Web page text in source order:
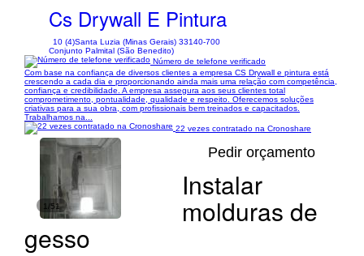
Cs Drywall E Pintura
10 (4)Santa Luzia (Minas Gerais) 33140-700
Conjunto Palmital (São Benedito)
Número de telefone verificado
Com base na confiança de diversos clientes a empresa CS Drywall e pintura está
crescendo a cada dia e proporcionando ainda mais uma relação com competência,
confiança e credibilidade. A empresa assegura aos seus clientes total
comprometimento, pontualidade, qualidade e respeito. Oferecemos soluções
criativas para a sua obra, com profissionais bem treinados e capacitados.
Trabalhamos na...
22 vezes contratado na Cronoshare
1/51
Pedir orçamento
Instalar
molduras de
gesso